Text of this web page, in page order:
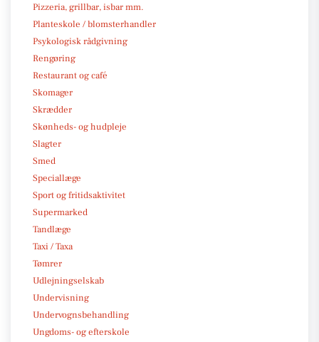
Pizzeria, grillbar, isbar mm.
Planteskole / blomsterhandler
Psykologisk rådgivning
Rengøring
Restaurant og café
Skomager
Skrædder
Skønheds- og hudpleje
Slagter
Smed
Speciallæge
Sport og fritidsaktivitet
Supermarked
Tandlæge
Taxi / Taxa
Tømrer
Udlejningselskab
Undervisning
Undervognsbehandling
Ungdoms- og efterskole